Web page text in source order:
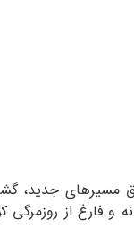
مسیرهای جدید،
و فارغ از